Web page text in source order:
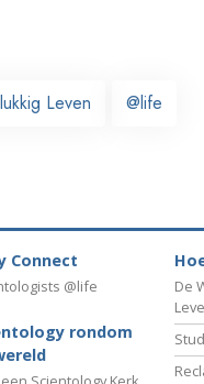
Leven @life
Connect
@life
rondom
De